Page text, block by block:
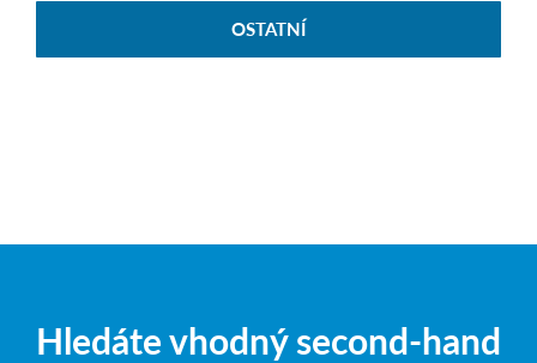
OSTATNÍ
Hledáte vhodný second-hand